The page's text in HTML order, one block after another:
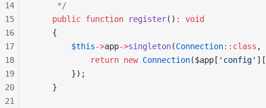
     */
    public
function register() :
void
    {
        $this
->app->singleton(Connection::class ,
            return
new Connection($app[ 'config' ][
        });
    }
14
15
16
17
18
19
20
21